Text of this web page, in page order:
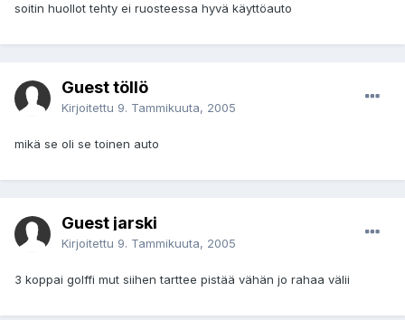
soitin huollot tehty ei ruosteessa hyvä käyttöauto
Guest töllö
Kirjoitettu 9. Tammikuuta, 2005
mikä se oli se toinen auto
Guest jarski
Kirjoitettu 9. Tammikuuta, 2005
3 koppai golffi mut siihen tarttee pistää vähän jo rahaa välii